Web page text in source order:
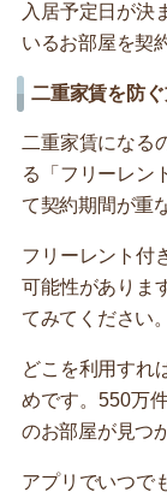
入居予定日が決
いるお部屋を契
二重家賃を防
二重家賃になる
る「フリーレン
て契約期間が重
フリーレント付
可能性がありま
てみてください。
どこを利用すれ
めです。550万
のお部屋が見つ
アプリでいつで